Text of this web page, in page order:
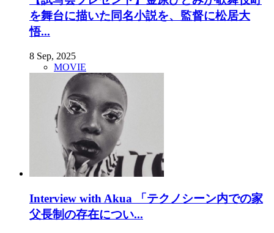
を舞台に描いた同名小説を、監督に松居大
悟...
8 Sep, 2025
MOVIE
Interview with Akua 「テクノシーン内での家
父長制の存在につい...